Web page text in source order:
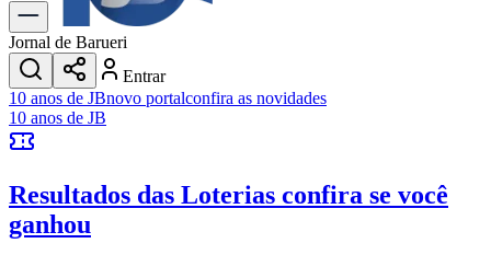
Dia a Dia & Lazer
Transportes
Gastronomia
Cinema & Shows
JogosNovo
Anuncie no Portal
Cadastrar Empresa
Divulgar Vagas
Jornal de Barueri
Entrar
10 anos de JBnovo portalconfira as novidades
10 anos de JB
Resultados das Loterias confira se você
ganhou